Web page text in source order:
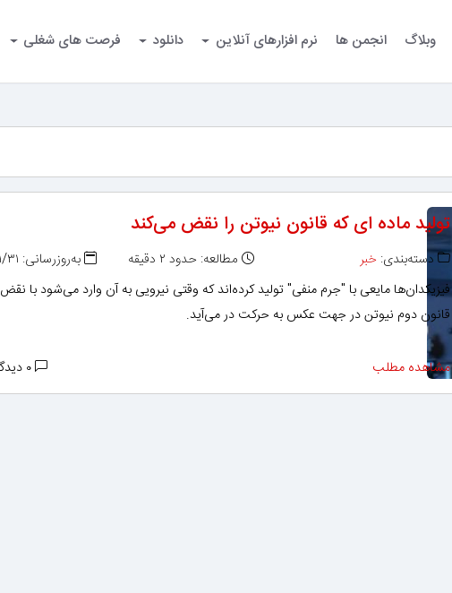
وبلاگ انجمن ها نرم افزارهای آنلاین دانلود فرصت های شغلی
تولید ماده ای که قانون نیوتن را نقض می‌کند
دسته‌بندی: خبر مطالعه: حدود ۲ دقیقه
به‌روزرسانی: ۱۳۹۶/۰۱/۳۱
فیزیکدان‌ها مایعی با "جرم منفی" تولید کرده‌اند که وقتی نیرویی به آن وارد می‌شود با نقض
قانون دوم نیوتن در جهت عکس به حرکت در می‌آید.
مشاهده مطلب